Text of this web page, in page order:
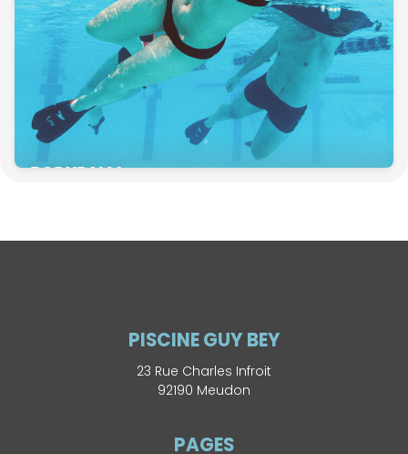
BODYPALM
PISCINE GUY BEY
23 Rue Charles Infroit
92190 Meudon
PAGES